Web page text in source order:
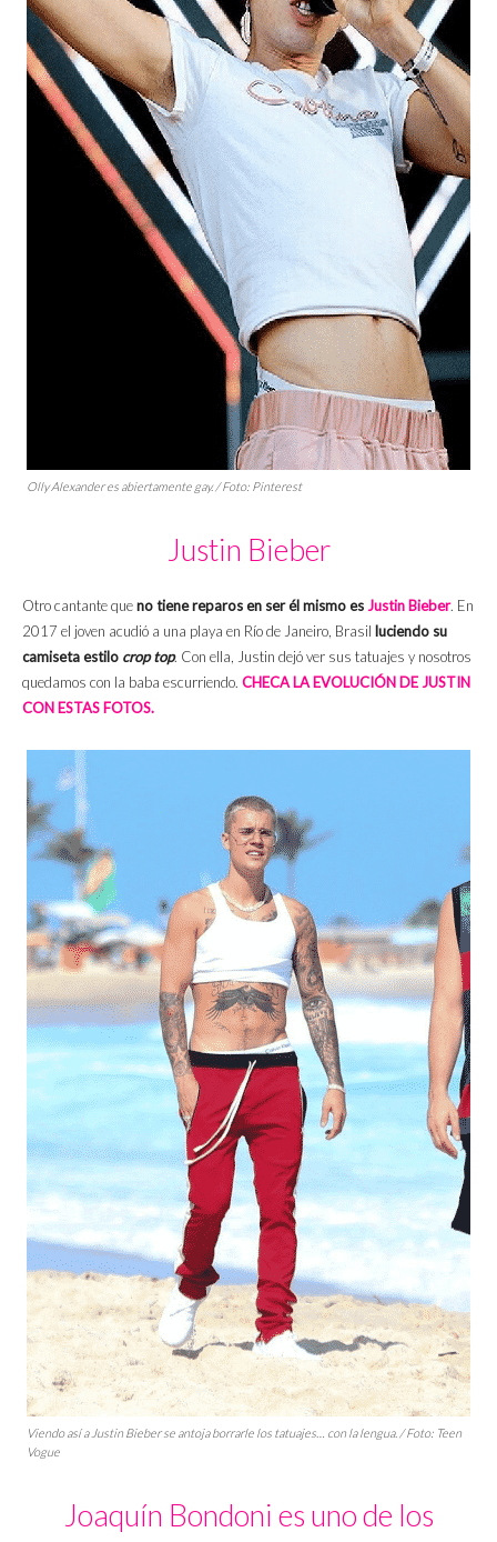
Olly Alexander es abiertamente gay. / Foto: Pinterest
Justin Bieber
Otro cantante queno tiene reparos en ser él mismo esJustin Bieber. En
2017 el joven acudió a una playa en Río de Janeiro, Brasil luciendo su
camiseta estilo crop top. Con ella, Justin dejó ver sus tatuajes y nosotros
quedamos con la baba escurriendo. CHECA LA EVOLUCIÓN DE JUSTIN
CON ESTAS FOTOS.
Viendo así a Justin Bieber se antoja borrarle los tatuajes… con la lengua. / Foto: Teen
Vogue
Joaquín Bondoni es uno de los